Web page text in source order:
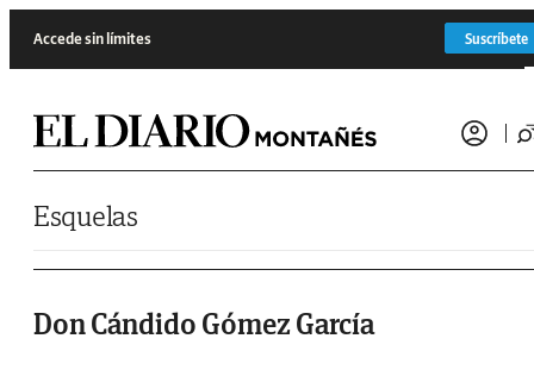
Accede sin límites Suscríbete
Esquelas
Don Cándido Gómez García